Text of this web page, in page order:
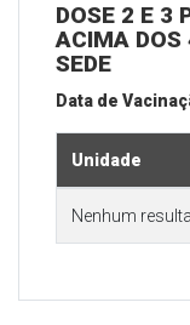
DOSE 2 E 3
ACIMA DOS
SEDE
Data de
Unidade
Nenhum